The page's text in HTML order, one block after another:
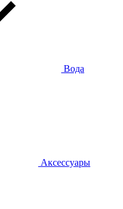
Вода
Аксессуары